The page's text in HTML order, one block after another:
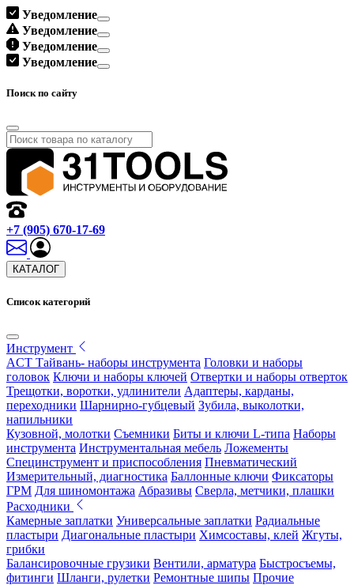
Уведомление
Уведомление
Уведомление
Уведомление
Поиск по сайту
+7 (905) 670-17-69
КАТАЛОГ
Список категорий
Инструмент
ACT Тайвань- наборы инструмента Головки и наборы
головок Ключи и наборы ключей Отвертки и наборы отверток
Трещотки, воротки, удлинители Адаптеры, карданы,
переходники Шарнирно-губцевый Зубила, выколотки,
напильники
Кузовной, молотки Съемники Биты и ключи L-типа Наборы
инструмента Инструментальная мебель Ложементы
Специнструмент и приспособления Пневматический
Измерительный, диагностика Баллонные ключи Фиксаторы
ГРМ Для шиномонтажа Абразивы Сверла, метчики, плашки
Расходники
Камерные заплатки Универсальные заплатки Радиальные
пластыри Диагональные пластыри Химсоставы, клей Жгуты,
грибки
Балансировочные грузики Вентили, арматура Быстросъемы,
фитинги Шланги, рулетки Ремонтные шипы Прочие